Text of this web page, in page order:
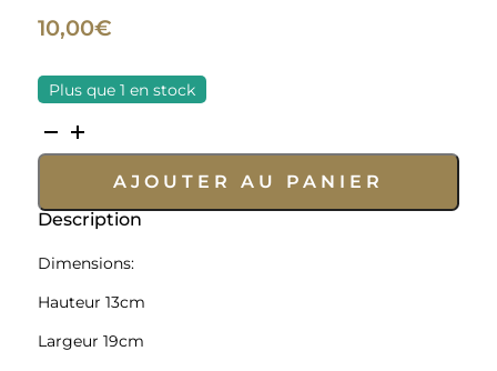
10,00€
Plus que 1 en stock
quantité
de
Pochette
oeil
pale
AJOUTER AU PANIER
Description
Dimensions:
Hauteur 13cm
Largeur 19cm